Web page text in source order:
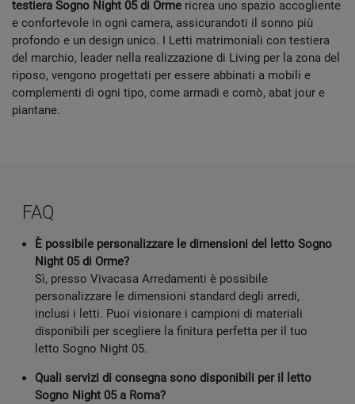
testiera Sogno Night 05 di Orme ricrea uno spazio accogliente
e confortevole in ogni camera, assicurandoti il sonno più
profondo e un design unico. I Letti matrimoniali con testiera
del marchio, leader nella realizzazione di Living per la zona del
riposo, vengono progettati per essere abbinati a mobili e
complementi di ogni tipo, come armadi e comò, abat jour e
piantane.
FAQ
È possibile personalizzare le dimensioni del letto Sogno
Night 05 di Orme?
Sì, presso Vivacasa Arredamenti è possibile
personalizzare le dimensioni standard degli arredi,
inclusi i letti. Puoi visionare i campioni di materiali
disponibili per scegliere la finitura perfetta per il tuo
letto Sogno Night 05.
Quali servizi di consegna sono disponibili per il letto
Sogno Night 05 a Roma?